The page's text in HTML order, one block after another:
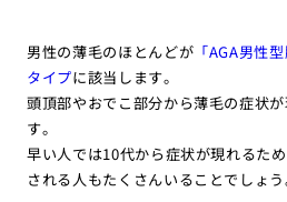
男性の薄毛のほとんどが 「AGA男性
タイプに該当します。
頭頂部やおでこ部分から薄毛の症状
す。
早い人では10代から症状が現れるた
される人もたくさんいることでしょう